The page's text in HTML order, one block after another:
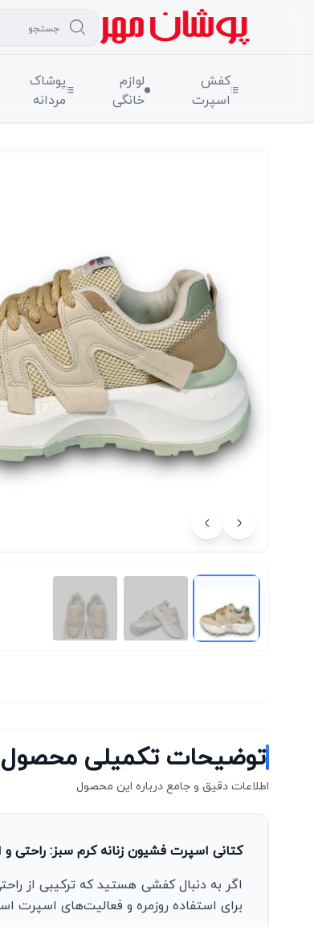
کفش
اسپرت
لوازم
خانگی
پوشاک
مردانه
توضیحات تکمیلی محصول
اطلاعات دقیق و جامع درباره این محصول
کتانی اسپرت فشیون زنانه کرم سبز: راحتی و
اگر به دنبال کفشی هستید که ترکیبی از
برای استفاده روزمره و فعالیت‌های